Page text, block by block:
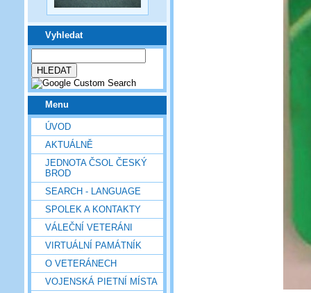
Vyhledat
Menu
ÚVOD
AKTUÁLNĚ
JEDNOTA ČSOL ČESKÝ
BROD
SEARCH - LANGUAGE
SPOLEK A KONTAKTY
VÁLEČNÍ VETERÁNI
VIRTUÁLNÍ PAMÁTNÍK
O VETERÁNECH
VOJENSKÁ PIETNÍ MÍSTA